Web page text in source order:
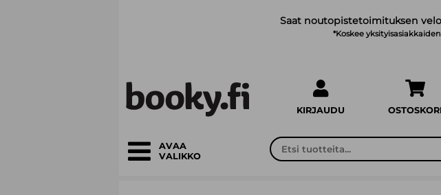
Saat noutopistetoimituksen
*Koskee
KIRJAUDU OSTOSKORI
AVAA
VALIKKO